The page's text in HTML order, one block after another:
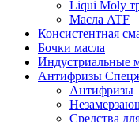
Liqui Moly
Масла ATF
Консистентная
Бочки масла
Индустриальные
Антифризы
Антифризы
Средства